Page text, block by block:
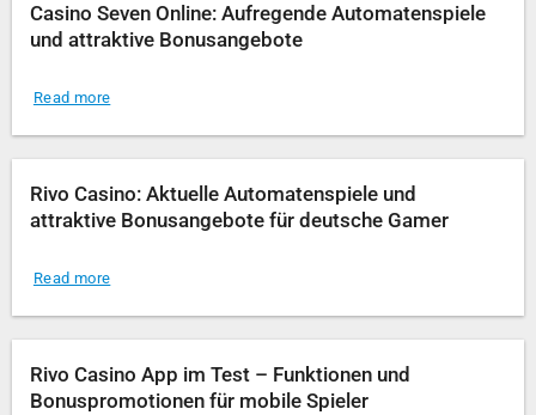
Casino Seven Online: Aufregende Automatenspiele
und attraktive Bonusangebote
Read more
Rivo Casino: Aktuelle Automatenspiele und
attraktive Bonusangebote für deutsche Gamer
Read more
Rivo Casino App im Test – Funktionen und
Bonuspromotionen für mobile Spieler